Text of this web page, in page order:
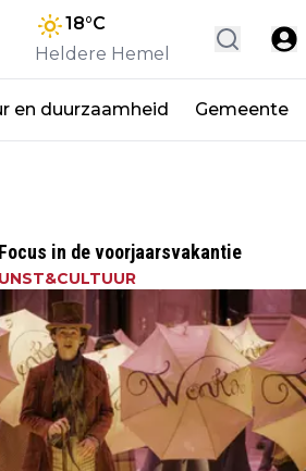
18°C
Heldere Hemel
en duurzaamheid Gemeente
in de voorjaarsvakantie